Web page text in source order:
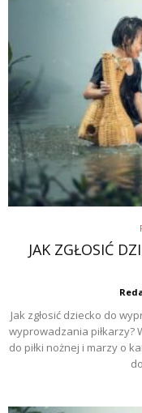
JAK ZGŁOSIĆ
Jak zgłosić dziecko do
wyprowadzania piłkarzy?
do piłki nożnej i marzy o